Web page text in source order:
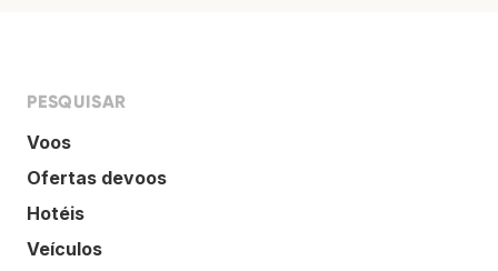
PESQUISAR
Voos
Ofertas devoos
Hotéis
Veículos